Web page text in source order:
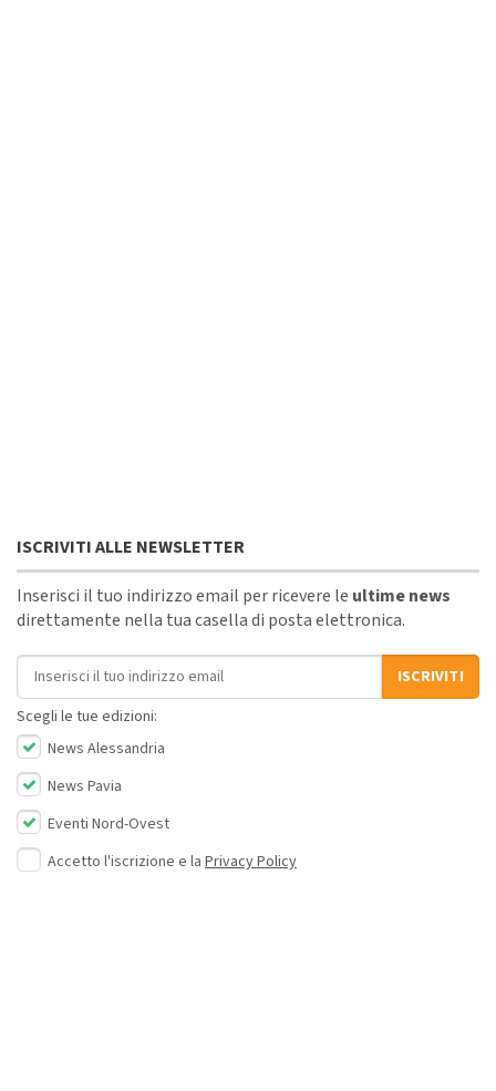
ISCRIVITI ALLE NEWSLETTER
Inserisci il tuo indirizzo email per ricevere le ultime news
direttamente nella tua casella di posta elettronica.
Indirizzo email
ISCRIVITI
Scegli le tue edizioni:
News Alessandria
News Pavia
Eventi Nord-Ovest
Accetto l'iscrizione e la Privacy Policy